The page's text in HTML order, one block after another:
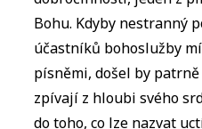
Bohu. Kdyby nestranný
účastníků bohoslužby
písněmi, došel by
zpívají z hloubi svého
do toho, co lze nazvat